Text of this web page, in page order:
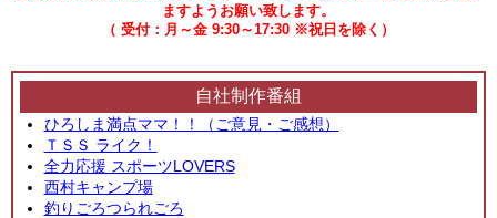
ますようお願い致します。
（ 受付：月～金 9:30～17:30 ※祝日を除く）
自社制作番組
ひろしま満点ママ！！（ご意見・ご感想）
ＴＳＳ ライク！
全力応援 スポーツLOVERS
西村キャンプ場
釣りごろつられごろ